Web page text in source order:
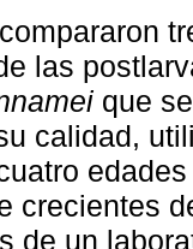
las
que
calidad,
edades
crecientes
de un